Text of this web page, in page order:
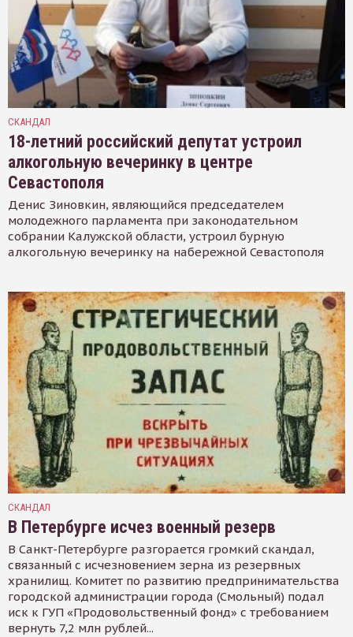
СКАНДАЛ
18-летний российский депутат устроил
алкогольную вечеринку в центре
Севастополя
Денис Зиновкин, являющийся председателем
молодежного парламента при законодательном
собрании Калужской области, устроил бурную
алкогольную вечеринку на набережной Севастополя
СКАНДАЛ
В Петербурге исчез военный резерв
В Санкт-Петербурге разгорается громкий скандал,
связанный с исчезновением зерна из резервных
хранилищ. Комитет по развитию предпринимательства
городской администрации города (Смольный) подал
иск к ГУП «Продовольственный фонд» с требованием
вернуть 7,2 млн рублей...